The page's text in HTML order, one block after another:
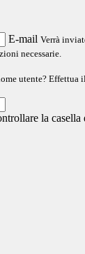
E-mail Verrà
necessarie.
utente? Effettua
la casella